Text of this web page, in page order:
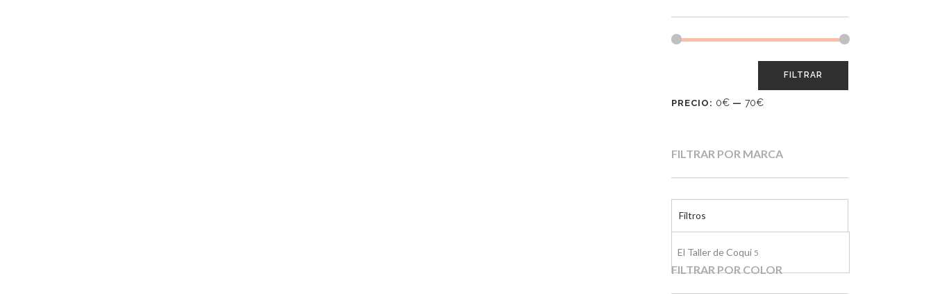
FILTRAR
PRECIO: 0€ — 70€
FILTRAR POR MARCA
Filtros
El Taller de Coqui 5
FILTRAR POR COLOR